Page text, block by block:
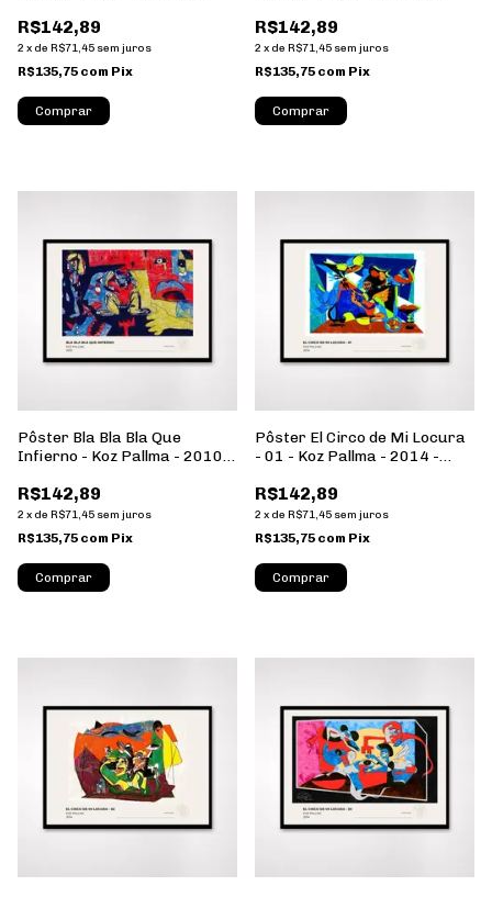
R$142,89
2 x de R$71,45 sem juros
R$135,75 com Pix
Comprar
R$142,89
2 x de R$71,45 sem juros
R$135,75 com Pix
Comprar
Pôster Bla Bla Bla Que
Infierno - Koz Pallma - 2010 -
Moldura
R$142,89
2 x de R$71,45 sem juros
R$135,75 com Pix
Comprar
Pôster El Circo de Mi Locura
- 01 - Koz Pallma - 2014 -
Moldura
R$142,89
2 x de R$71,45 sem juros
R$135,75 com Pix
Comprar